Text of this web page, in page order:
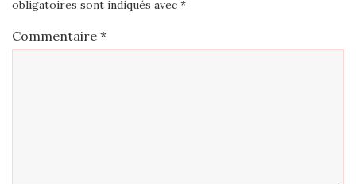
obligatoires sont indiqués avec *
Commentaire *